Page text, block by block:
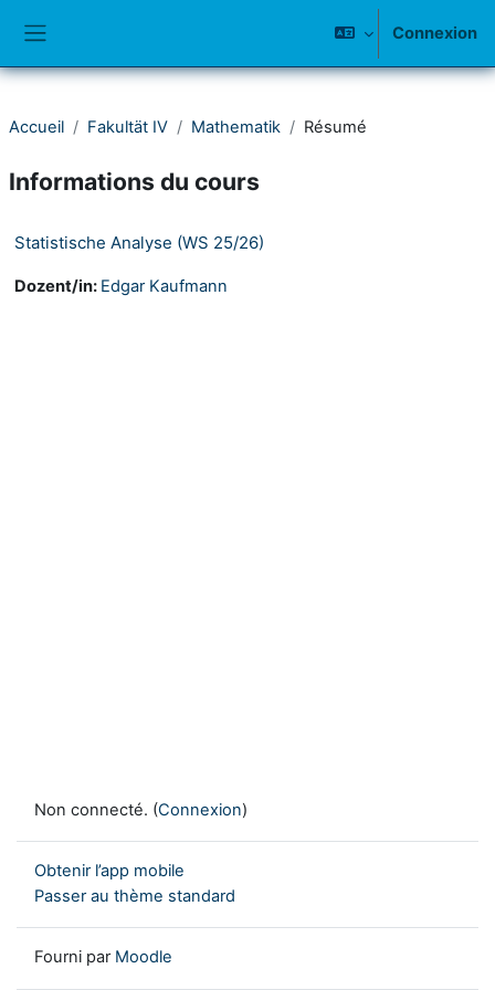
Connexion
Accueil Fakultät IV Mathematik Résumé
Informations du cours
Statistische Analyse (WS 25/26)
Dozent/in: Edgar Kaufmann
Non connecté. (Connexion)
Obtenir l’app mobile
Passer au thème standard
Fourni par Moodle